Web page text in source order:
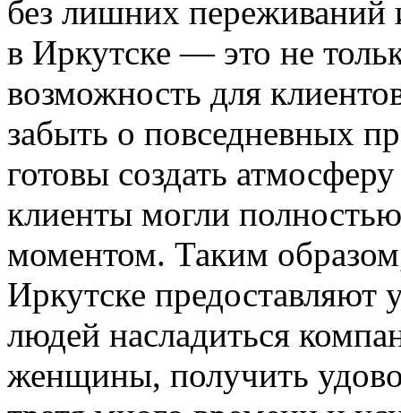
без лишних
в Иркутске — это не
возможность для
забыть о повседневных
готовы создать
клиенты могли
моментом. Таким
Иркутске предоставляют
людей насладиться
женщины, получить